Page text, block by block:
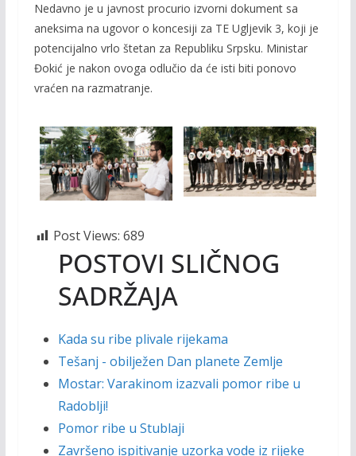
Nedavno je u javnost procurio izvorni dokument sa
aneksima na ugovor o koncesiji za TE Ugljevik 3, koji je
potencijalno vrlo štetan za Republiku Srpsku. Ministar
Đokić je nakon ovoga odlučio da će isti biti ponovo
vraćen na razmatranje.
Post Views: 689
POSTOVI SLIČNOG
SADRŽAJA
Kada su ribe plivale rijekama
Tešanj - obilježen Dan planete Zemlje
Mostar: Varakinom izazvali pomor ribe u
Radoblji!
Pomor ribe u Stublaji
Završeno ispitivanje uzorka vode iz rijeke